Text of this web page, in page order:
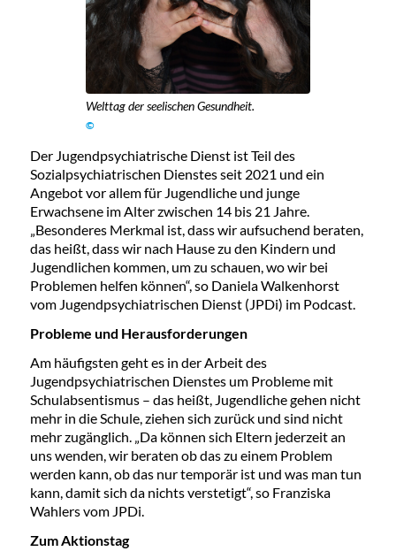
Welttag der seelischen Gesundheit.
©
Der Jugendpsychiatrische Dienst ist Teil des
Sozialpsychiatrischen Dienstes seit 2021 und ein
Angebot vor allem für Jugendliche und junge
Erwachsene im Alter zwischen 14 bis 21 Jahre.
„Besonderes Merkmal ist, dass wir aufsuchend beraten,
das heißt, dass wir nach Hause zu den Kindern und
Jugendlichen kommen, um zu schauen, wo wir bei
Problemen helfen können“, so Daniela Walkenhorst
vom Jugendpsychiatrischen Dienst (JPDi) im Podcast.
Probleme und Herausforderungen
Am häufigsten geht es in der Arbeit des
Jugendpsychiatrischen Dienstes um Probleme mit
Schulabsentismus – das heißt, Jugendliche gehen nicht
mehr in die Schule, ziehen sich zurück und sind nicht
mehr zugänglich. „Da können sich Eltern jederzeit an
uns wenden, wir beraten ob das zu einem Problem
werden kann, ob das nur temporär ist und was man tun
kann, damit sich da nichts verstetigt“, so Franziska
Wahlers vom JPDi.
Zum Aktionstag